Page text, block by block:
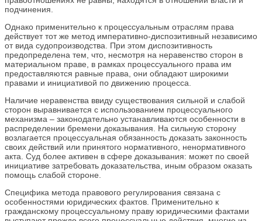
подчинения.
Однако применительно к процессуальным отраслям права
действует тот же метод императивно-диспозитивный независимо
от вида судопроизводства. При этом диспозитивность
предопределена тем, что, несмотря на неравенство сторон в
материальном праве, в рамках процессуального права им
предоставляются равные права, они обладают широкими
правами и инициативой по движению процесса.
Наличие неравенства ввиду существования сильной и слабой
сторон выравнивается с использованием процессуального
механизма – законодательно устанавливаются особенности в
распределении бремени доказывания. На сильную сторону
возлагается процессуальная обязанность доказать законность
своих действий или принятого нормативного, ненормативного
акта. Суд более активен в сфере доказывания: может по своей
инициативе затребовать доказательства, иным образом оказать
помощь слабой стороне.
Специфика метода правового регулирования связана с
особенностями юридических фактов. Применительно к
гражданскому процессуальному праву юридическими фактами